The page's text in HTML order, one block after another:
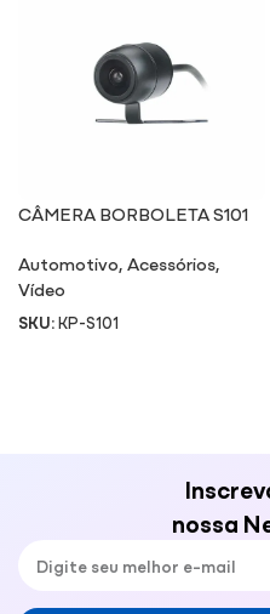
CÂMERA BORBOLETA S101
Automotivo,Acessórios,
Vídeo
SKU:KP-S101
nossa